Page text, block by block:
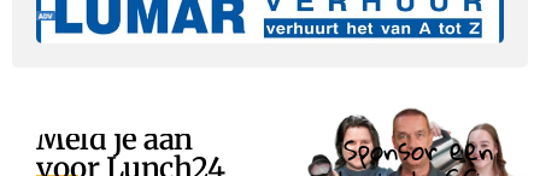
Meld je aan
voor Lunch24 Sponsor een